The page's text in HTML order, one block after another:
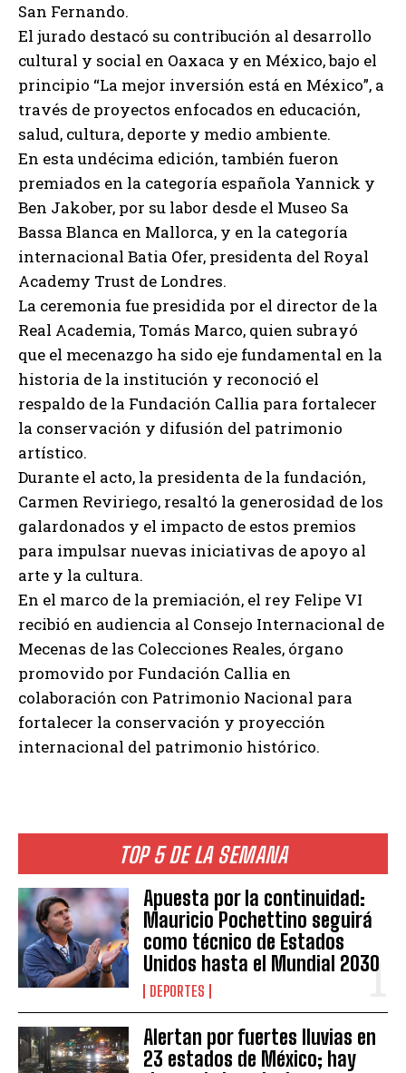
TOP 5 DE LA SEMANA
Apuesta por la continuidad:
Mauricio Pochettino seguirá
como técnico de Estados
Unidos hasta el Mundial 2030
DEPORTES
Alertan por fuertes lluvias en
23 estados de México; hay
San Fernando.
El jurado destacó su contribución al desarrollo
cultural y social en Oaxaca y en México, bajo el
principio “La mejor inversión está en México”, a
través de proyectos enfocados en educación,
salud, cultura, deporte y medio ambiente.
En esta undécima edición, también fueron
premiados en la categoría española Yannick y
Ben Jakober, por su labor desde el Museo Sa
Bassa Blanca en Mallorca, y en la categoría
internacional Batia Ofer, presidenta del Royal
Academy Trust de Londres.
La ceremonia fue presidida por el director de la
Real Academia, Tomás Marco, quien subrayó
que el mecenazgo ha sido eje fundamental en la
historia de la institución y reconoció el
respaldo de la Fundación Callia para fortalecer
la conservación y difusión del patrimonio
artístico.
Durante el acto, la presidenta de la fundación,
Carmen Reviriego, resaltó la generosidad de los
galardonados y el impacto de estos premios
para impulsar nuevas iniciativas de apoyo al
arte y la cultura.
En el marco de la premiación, el rey Felipe VI
recibió en audiencia al Consejo Internacional de
Mecenas de las Colecciones Reales, órgano
promovido por Fundación Callia en
colaboración con Patrimonio Nacional para
fortalecer la conservación y proyección
internacional del patrimonio histórico.